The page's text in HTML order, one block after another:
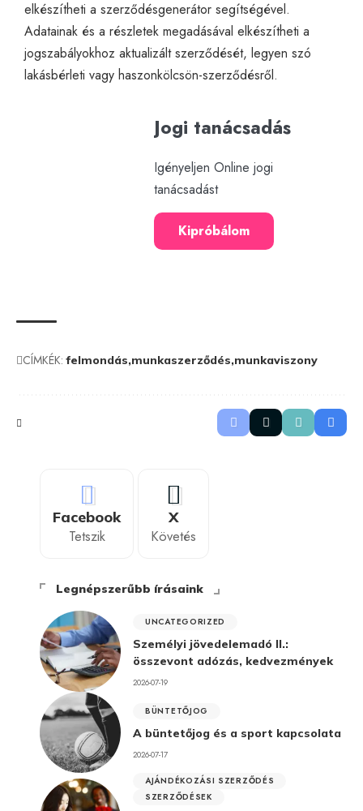
elkészítheti a szerződésgenerátor segítségével.
Adatainak és a részletek megadásával elkészítheti a
jogszabályokhoz aktualizált szerződését, legyen szó
lakásbérleti vagy haszonkölcsön-szerződésről.
Jogi tanácsadás
Igényeljen Online jogi
tanácsadást
Kipróbálom
CÍMKÉK: felmondás munkaszerződés munkaviszony
Facebook
Tetszik
X
Követés
Legnépszerűbb írásaink
UNCATEGORIZED
Személyi jövedelemadó II.:
összevont adózás, kedvezmények
2026-07-19
BÜNTETŐJOG
A büntetőjog és a sport kapcsolata
2026-07-17
AJÁNDÉKOZÁSI SZERZŐDÉS
SZERZŐDÉSEK